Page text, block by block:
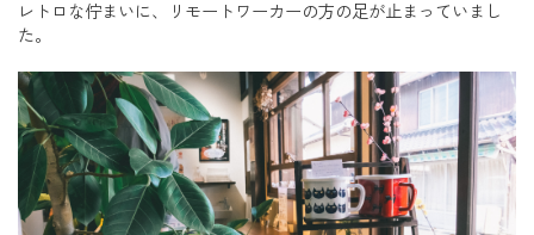
レトロな佇まいに、リモートワーカーの方の足が止まっていまし
た。